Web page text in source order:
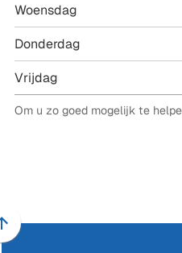
Woensdag
Donderdag
Vrijdag
Om u zo goed mogelijk te
Scroll